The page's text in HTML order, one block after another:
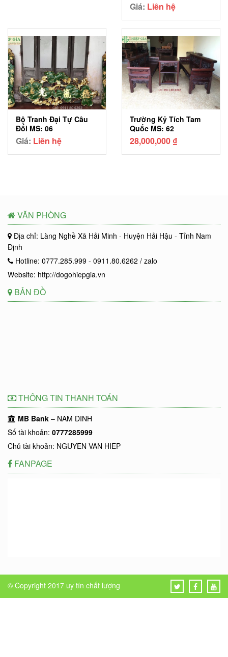
Giá: Liên hệ
Bộ Tranh Đại Tự Câu
Đối MS: 06
Giá: Liên hệ
Trường Kỷ Tích Tam
Quốc MS: 62
28,000,000 ₫
VĂN PHÒNG
Địa chỉ: Làng Nghề Xã Hải Minh - Huyện Hải Hậu - Tỉnh Nam
Định
Hotline: 0777.285.999 - 0911.80.6262 / zalo
Website: http://dogohiepgia.vn
BẢN ĐỒ
THÔNG TIN THANH TOÁN
MB Bank – NAM DINH
Số tài khoản: 0777285999
Chủ tài khoản: NGUYEN VAN HIEP
FANPAGE
© Copyright 2017 uy tín chất lượng